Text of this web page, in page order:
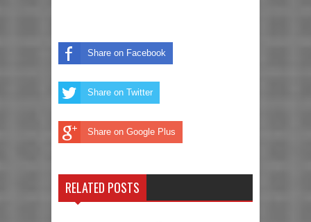
Share on Facebook
Share on Twitter
Share on Google Plus
RELATED POSTS